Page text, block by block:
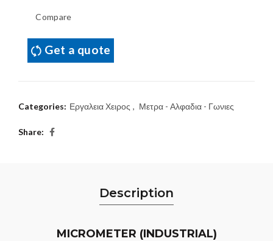
Compare
Get a quote
Categories: Εργαλεια Χειρος , Μετρα - Αλφαδια - Γωνιες
Share
Description
MICROMETER (INDUSTRIAL)